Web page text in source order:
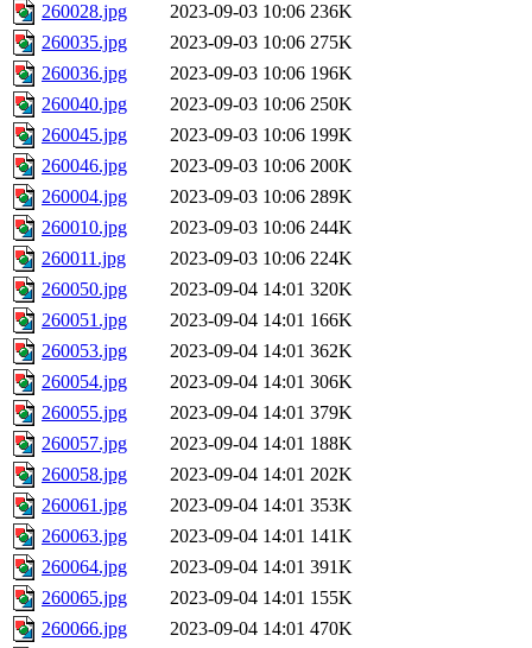
260028.jpg
2023-09-03 10:06 236K
260035.jpg
2023-09-03 10:06 275K
260036.jpg
2023-09-03 10:06 196K
260040.jpg
2023-09-03 10:06 250K
260045.jpg
2023-09-03 10:06 199K
260046.jpg
2023-09-03 10:06 200K
260004.jpg
2023-09-03 10:06 289K
260010.jpg
2023-09-03 10:06 244K
260011.jpg
2023-09-03 10:06 224K
260050.jpg
2023-09-04 14:01 320K
260051.jpg
2023-09-04 14:01 166K
260053.jpg
2023-09-04 14:01 362K
260054.jpg
2023-09-04 14:01 306K
260055.jpg
2023-09-04 14:01 379K
260057.jpg
2023-09-04 14:01 188K
260058.jpg
2023-09-04 14:01 202K
260061.jpg
2023-09-04 14:01 353K
260063.jpg
2023-09-04 14:01 141K
260064.jpg
2023-09-04 14:01 391K
260065.jpg
2023-09-04 14:01 155K
260066.jpg
2023-09-04 14:01 470K